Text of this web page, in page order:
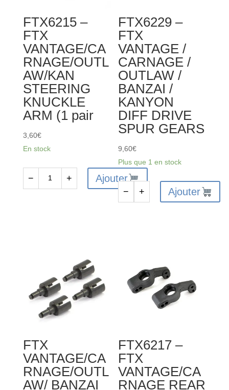
FTX6215 –
FTX
VANTAGE/CA
RNAGE/OUTL
AW/KAN
STEERING
KNUCKLE
ARM (1 pair
3,60€
En stock
KNUCKLE
ARM
− + Ajouter
FTX6229 –
FTX
VANTAGE /
CARNAGE /
OUTLAW /
BANZAI /
KANYON
DIFF DRIVE
SPUR GEARS
9,60€
Plus que 1 en stock
CARNAGE
BANZAI
/
KANYON
DIFF
− + Ajouter
FTX
VANTAGE/CA
RNAGE/OUTL
AW/ BANZAI
FTX6217 –
FTX
VANTAGE/CA
RNAGE REAR